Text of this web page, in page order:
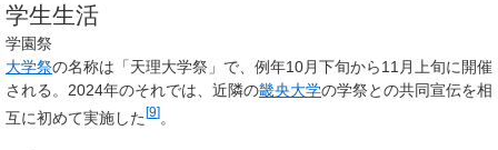
学生生活
学園祭
大学祭の名称は「天理大学祭」で、例年10月下旬から11月上旬に開催
される。2024年のそれでは、近隣の畿央大学の学祭との共同宣伝を相
互に初めて実施した[9]。